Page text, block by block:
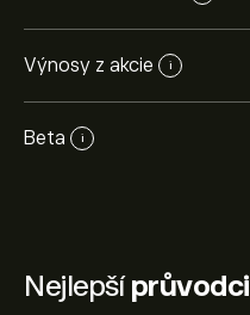
Výnosy z akcie i
Beta i
Nejlepšíprůvodci